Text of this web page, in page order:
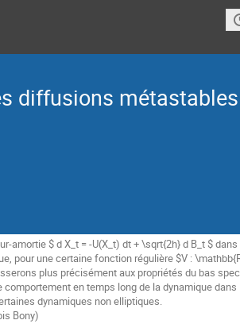
diffusions
$ d X_t = -U(X_t) dt + \sqrt{2h} d B_t $
pour une certaine fonction régulière $V :
plus précisément aux propriétés du bas
en temps long de la dynamique
dynamiques non elliptiques.
Bony)